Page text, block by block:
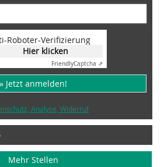
Roboter-Verifizierung
Hier klicken
FriendlyCaptcha ⇗
» Jetzt anmelden!
Analyse, Widerruf
Mehr Stellen